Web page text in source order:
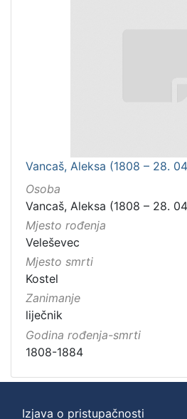
Vancaš, Aleksa (1808 – 28.
Osoba
Vancaš, Aleksa (1808 – 28.
Mjesto rođenja
Veleševec
Mjesto smrti
Kostel
Zanimanje
liječnik
Godina rođenja-smrti
1808-1884
Izjava o pristupačnosti